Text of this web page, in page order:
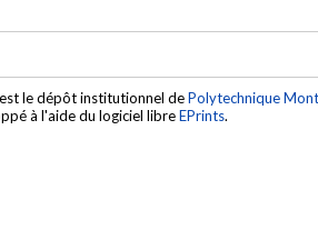
le dépôt institutionnel dePolytechnique
à l'aide du logiciel libreEPrints.